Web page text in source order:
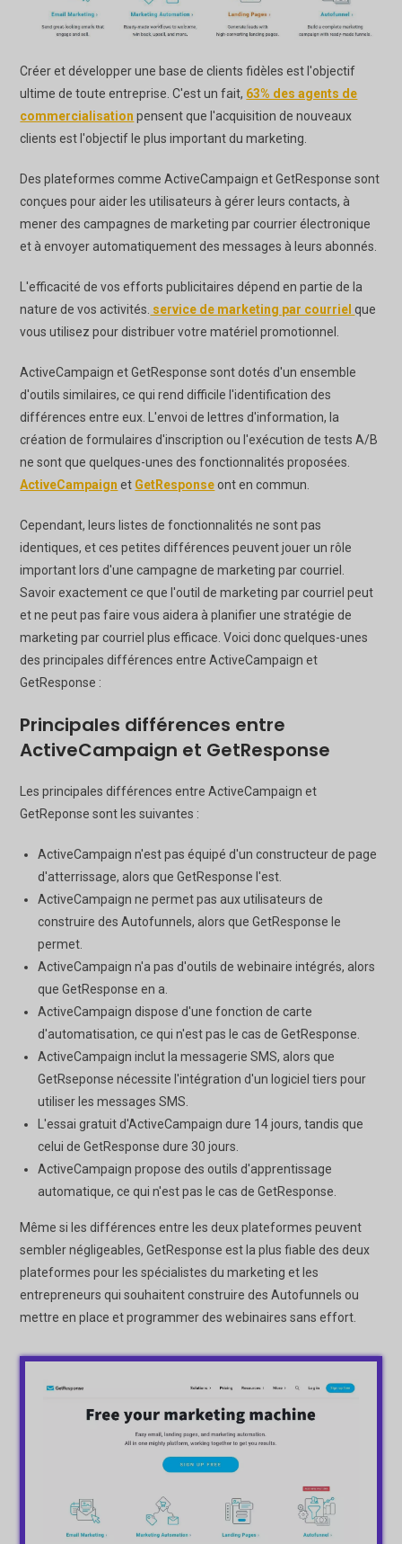
Créer et développer une base de clients fidèles est l'objectif
ultime de toute entreprise. C'est un fait, 63% des agents de
commercialisation pensent que l'acquisition de nouveaux
clients est l'objectif le plus important du marketing.
Des plateformes comme ActiveCampaign et GetResponse sont
conçues pour aider les utilisateurs à gérer leurs contacts, à
mener des campagnes de marketing par courrier électronique
et à envoyer automatiquement des messages à leurs abonnés.
L'efficacité de vos efforts publicitaires dépend en partie de la
nature de vos activités. service de marketing par courrielque
vous utilisez pour distribuer votre matériel promotionnel.
ActiveCampaign et GetResponse sont dotés d'un ensemble
d'outils similaires, ce qui rend difficile l'identification des
différences entre eux. L'envoi de lettres d'information, la
création de formulaires d'inscription ou l'exécution de tests A/B
ne sont que quelques-unes des fonctionnalités proposées.
ActiveCampaign et GetResponse ont en commun.
Cependant, leurs listes de fonctionnalités ne sont pas
identiques, et ces petites différences peuvent jouer un rôle
important lors d'une campagne de marketing par courriel.
Savoir exactement ce que l'outil de marketing par courriel peut
et ne peut pas faire vous aidera à planifier une stratégie de
marketing par courriel plus efficace. Voici donc quelques-unes
des principales différences entre ActiveCampaign et
GetResponse :
Principales différences entre
ActiveCampaign et GetResponse
Les principales différences entre ActiveCampaign et
GetReponse sont les suivantes :
ActiveCampaign n'est pas équipé d'un constructeur de page
d'atterrissage, alors que GetResponse l'est.
ActiveCampaign ne permet pas aux utilisateurs de
construire des Autofunnels, alors que GetResponse le
permet.
ActiveCampaign n'a pas d'outils de webinaire intégrés, alors
que GetResponse en a.
ActiveCampaign dispose d'une fonction de carte
d'automatisation, ce qui n'est pas le cas de GetResponse.
ActiveCampaign inclut la messagerie SMS, alors que
GetRseponse nécessite l'intégration d'un logiciel tiers pour
utiliser les messages SMS.
L'essai gratuit d'ActiveCampaign dure 14 jours, tandis que
celui de GetResponse dure 30 jours.
ActiveCampaign propose des outils d'apprentissage
automatique, ce qui n'est pas le cas de GetResponse.
Même si les différences entre les deux plateformes peuvent
sembler négligeables, GetResponse est la plus fiable des deux
plateformes pour les spécialistes du marketing et les
entrepreneurs qui souhaitent construire des Autofunnels ou
mettre en place et programmer des webinaires sans effort.